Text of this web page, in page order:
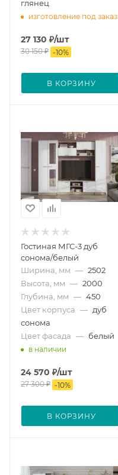
глянец
изготовление под заказ
27 130 ₽/шт
30 150₽ -10%
В КОРЗИНУ
Гостиная МГС-3 дуб
сонома/белый
Ширина, мм — 2502
Высота, мм — 2000
Глубина, мм — 450
Цвет корпуса — дуб
сонома
Цвет фасада — белый
в наличии
24 570 ₽/шт
27 300₽ -10%
В КОРЗИНУ